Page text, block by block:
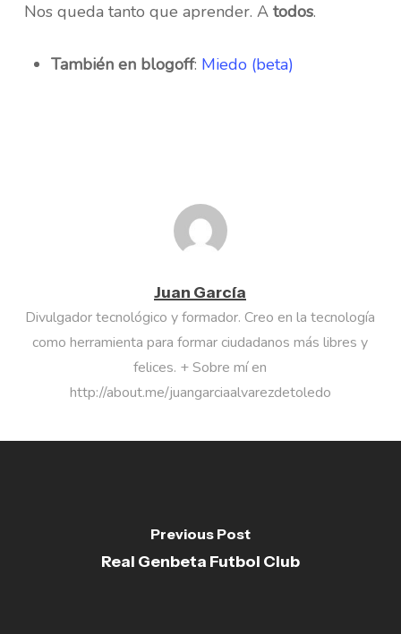
Nos queda tanto que aprender. A todos.
También en blogoff: Miedo (beta)
Juan García
Divulgador tecnológico y formador. Creo en la tecnología
como herramienta para formar ciudadanos más libres y
felices. + Sobre mí en
http://about.me/juangarciaalvarezdetoledo
Previous Post
Real Genbeta Futbol Club